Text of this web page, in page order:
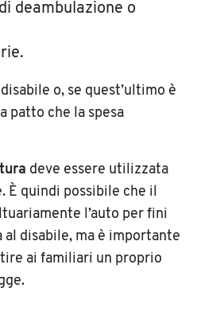
deambulazione o
o, se quest’ultimo è
patto che la spesa
deve essere utilizzata
È quindi possibile che il
l’auto per fini
al disabile, ma è importante
ai familiari un proprio